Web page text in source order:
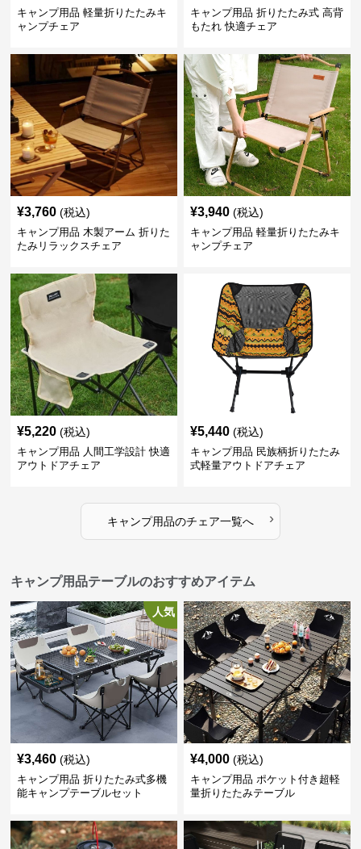
キャンプ用品 軽量折りたたみキ
ャンプチェア
キャンプ用品 折りたたみ式 高背
もたれ 快適チェア
¥3,760 (税込)
キャンプ用品 木製アーム 折りた
たみリラックスチェア
¥3,940 (税込)
キャンプ用品 軽量折りたたみキ
ャンプチェア
¥5,220 (税込)
キャンプ用品 人間工学設計 快適
アウトドアチェア
¥5,440 (税込)
キャンプ用品 民族柄折りたたみ
式軽量アウトドアチェア
キャンプ用品のチェア一覧へ ›
キャンプ用品テーブルのおすすめアイテム
人気
¥3,460 (税込)
キャンプ用品 折りたたみ式多機
能キャンプテーブルセット
¥4,000 (税込)
キャンプ用品 ポケット付き超軽
量折りたたみテーブル